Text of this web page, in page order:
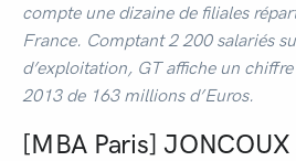
compte une dizaine de filiales
France. Comptant 2 200 salariés
d’exploitation, GTaffiche un chiffre
2013 de 163 millions d’Euros.
[MBA Paris]